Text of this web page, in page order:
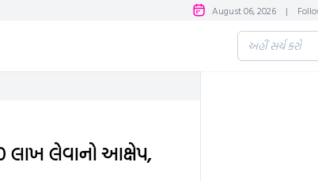
August 06, 2026 |
લાખ લેવાનો આક્ષેપ,